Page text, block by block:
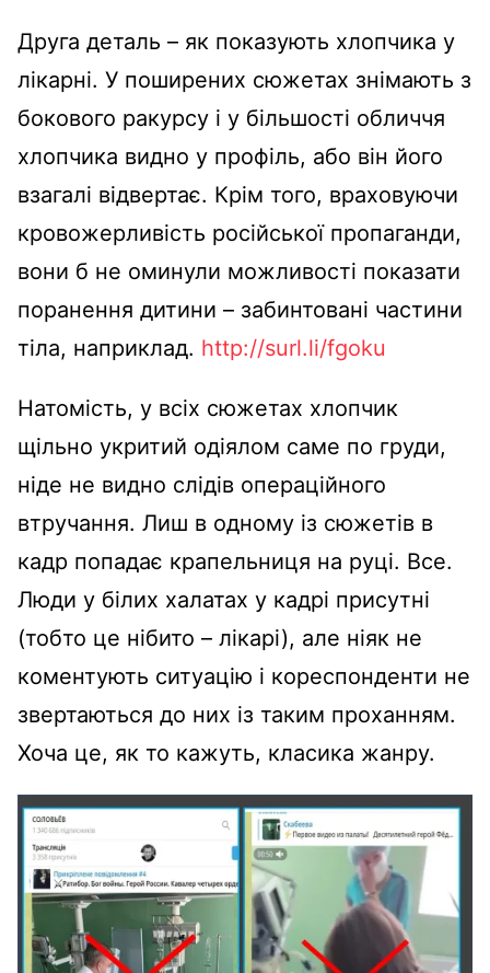
Друга деталь – як показують хлопчика у
лікарні. У поширених сюжетах знімають з
бокового ракурсу і у більшості обличчя
хлопчика видно у профіль, або він його
взагалі відвертає. Крім того, враховуючи
кровожерливість російської пропаганди,
вони б не оминули можливості показати
поранення дитини – забинтовані частини
тіла, наприклад. http://surl.li/fgoku
Натомість, у всіх сюжетах хлопчик
щільно укритий одіялом саме по груди,
ніде не видно слідів операційного
втручання. Лиш в одному із сюжетів в
кадр попадає крапельниця на руці. Все.
Люди у білих халатах у кадрі присутні
(тобто це нібито – лікарі), але ніяк не
коментують ситуацію і кореспонденти не
звертаються до них із таким проханням.
Хоча це, як то кажуть, класика жанру.